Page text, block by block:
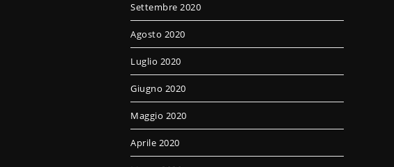
Settembre 2020
Agosto 2020
Luglio 2020
Giugno 2020
Maggio 2020
Aprile 2020